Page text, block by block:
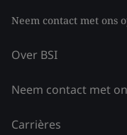
Neem contact met ons
Over BSI
Neem contact met
Carrières